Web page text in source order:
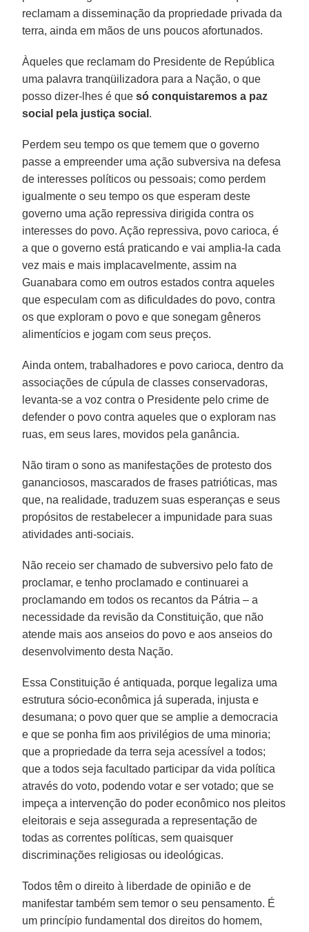
reclamam a disseminação da propriedade privada da
terra, ainda em mãos de uns poucos afortunados.
Àqueles que reclamam do Presidente de República
uma palavra tranqüilizadora para a Nação, o que
posso dizer-lhes é quesó conquistaremos a paz
social pela justiça social .
Perdem seu tempo os que temem que o governo
passe a empreender uma ação subversiva na defesa
de interesses políticos ou pessoais; como perdem
igualmente o seu tempo os que esperam deste
governo uma ação repressiva dirigida contra os
interesses do povo. Ação repressiva, povo carioca, é
a que o governo está praticando e vai amplia-la cada
vez mais e mais implacavelmente, assim na
Guanabara como em outros estados contra aqueles
que especulam com as dificuldades do povo, contra
os que exploram o povo e que sonegam gêneros
alimentícios e jogam com seus preços.
Ainda ontem, trabalhadores e povo carioca, dentro da
associações de cúpula de classes conservadoras,
levanta-se a voz contra o Presidente pelo crime de
defender o povo contra aqueles que o exploram nas
ruas, em seus lares, movidos pela ganância.
Não tiram o sono as manifestações de protesto dos
gananciosos, mascarados de frases patrióticas, mas
que, na realidade, traduzem suas esperanças e seus
propósitos de restabelecer a impunidade para suas
atividades anti-sociais.
Não receio ser chamado de subversivo pelo fato de
proclamar, e tenho proclamado e continuarei a
proclamando em todos os recantos da Pátria – a
necessidade da revisão da Constituição, que não
atende mais aos anseios do povo e aos anseios do
desenvolvimento desta Nação.
Essa Constituição é antiquada, porque legaliza uma
estrutura sócio-econômica já superada, injusta e
desumana; o povo quer que se amplie a democracia
e que se ponha fim aos privilégios de uma minoria;
que a propriedade da terra seja acessível a todos;
que a todos seja facultado participar da vida política
através do voto, podendo votar e ser votado; que se
impeça a intervenção do poder econômico nos pleitos
eleitorais e seja assegurada a representação de
todas as correntes políticas, sem quaisquer
discriminações religiosas ou ideológicas.
Todos têm o direito à liberdade de opinião e de
manifestar também sem temor o seu pensamento. É
um princípio fundamental dos direitos do homem,